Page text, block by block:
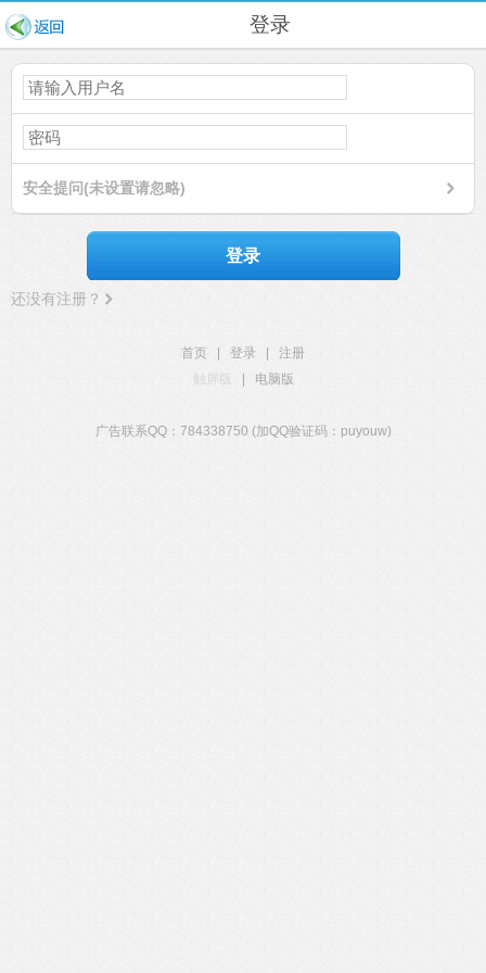
登录
安全提问(未设置请忽略)
登录
还没有注册？
首页 登录
注册
触屏版
电脑版
广告联系QQ：784338750 (加QQ验证码：puyouw)